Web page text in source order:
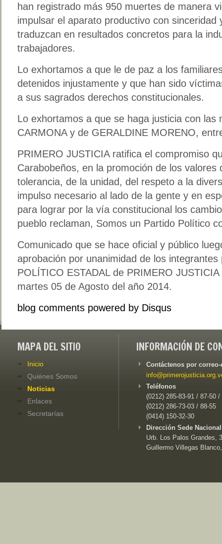
han registrado más 950 muertes de manera
impulsar el aparato productivo con sinceridad
traduzcan en resultados concretos para la
trabajadores.
Lo exhortamos a que le de paz a los
detenidos injustamente y que han sido
a sus sagrados derechos constitucionales.
Lo exhortamos a que se haga justicia con las
CARMONA y de GERALDINE MORENO,
PRIMERO JUSTICIA ratifica el compromiso
Carabobeños, en la promoción de los valores
tolerancia, de la unidad, del respeto a la
impulso necesario al lado de la gente y en
para lograr por la vía constitucional los
pueblo reclaman, Somos un Partido Político
Comunicado que se hace oficial y público
aprobación por unanimidad de los
POLÍTICO ESTADAL de PRIMERO
martes 05 de Agosto del año 2014.
blog comments powered by Disqus
MAPA DEL SITIO
Inicio
Quiénes Somos
Noticias
Enlaces
Secretarías
INFORMACIÓN DE
Contáctenos por
Teléfonos
(0212) 285-83-91 / 87-50 /
(0212) 286-73-03 / 88-55
(0414) 150-32-30
Dirección Sede
Urb. Los Palos Grandes,
Guillermo Villegas